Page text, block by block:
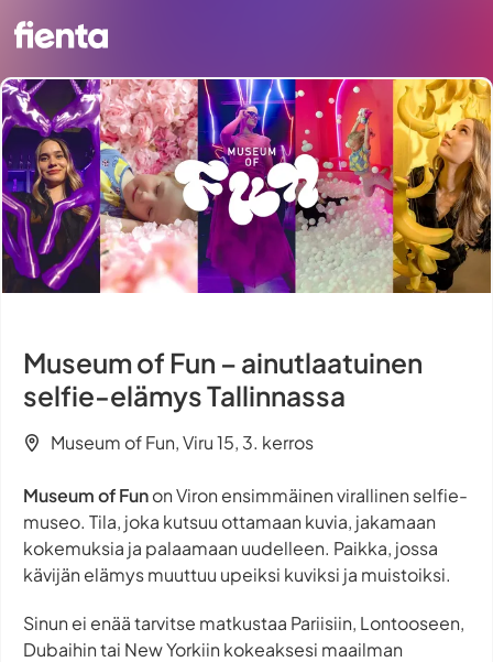
Museum of Fun – ainutlaatuinen
selfie-elämys Tallinnassa
Museum of Fun, Viru 15, 3. kerros
Museum of Funon Viron ensimmäinen virallinen selfie-
museo. Tila, joka kutsuu ottamaan kuvia, jakamaan
kokemuksia ja palaamaan uudelleen. Paikka, jossa
kävijän elämys muuttuu upeiksi kuviksi ja muistoiksi.
Sinun ei enää tarvitse matkustaa Pariisiin, Lontooseen,
Dubaihin tai New Yorkiin kokeaksesi maailman